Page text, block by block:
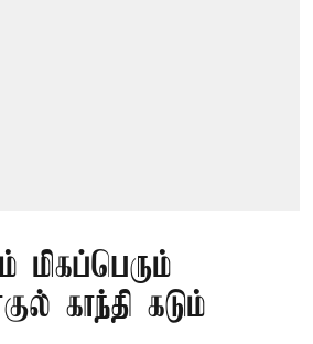
மிகப்பெரும்
காந்தி கடும்